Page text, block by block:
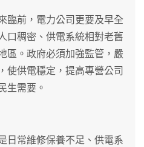
臨前，電力公司更要及早全
口稠密、供電系統相對老舊
區。政府必須加強監管，嚴
使供電穩定，提高專營公司
生需要。
日常維修保養不足、供電系